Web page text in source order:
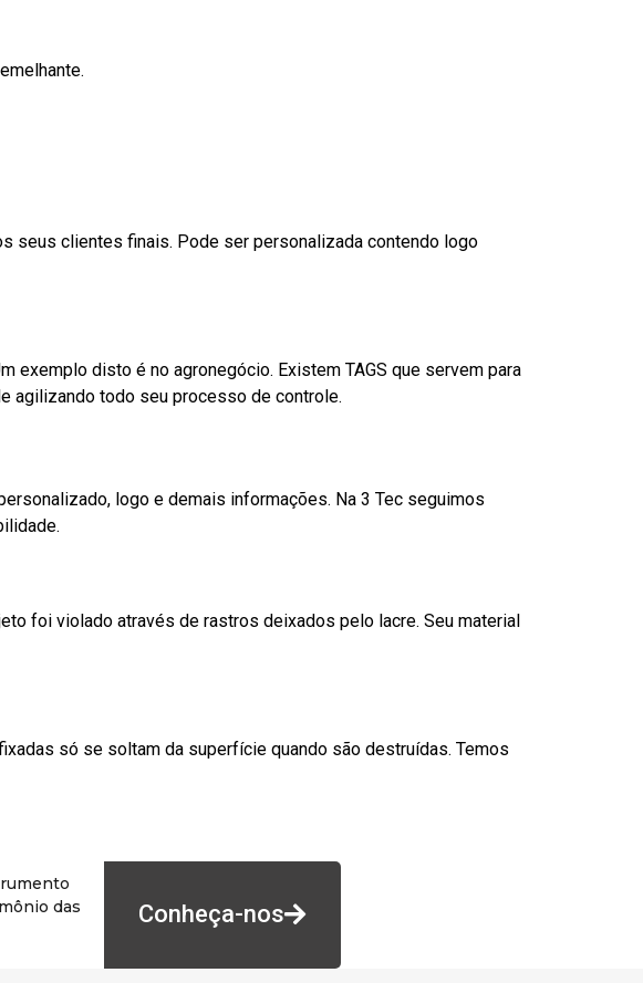
seus clientes finais. Pode ser personalizada contendo logo
exemplo disto é no agronegócio. Existem TAGS que servem para
agilizando todo seu processo de controle.
logo e demais informações. Na 3 Tec seguimos
foi violado através de rastros deixados pelo lacre. Seu material
só se soltam da superfície quando são destruídas. Temos
das
Conheça-nos